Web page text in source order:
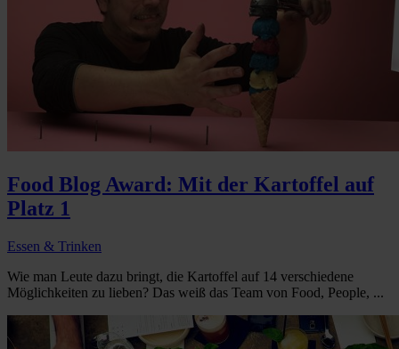
Food Blog Award: Mit der Kartoffel auf
Platz 1
Essen & Trinken
Wie man Leute dazu bringt, die Kartoffel auf 14 verschiedene
Möglichkeiten zu lieben? Das weiß das Team von Food, People, ...